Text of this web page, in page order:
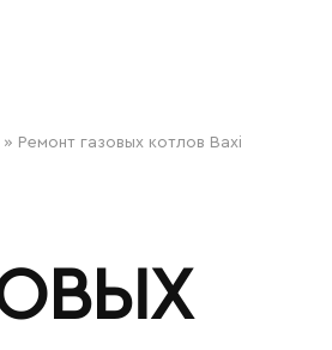
» Ремонт газовых котлов Baxi